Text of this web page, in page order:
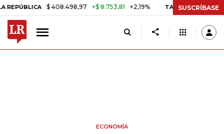
$ 408.498,97 +$ 8.753,81 +2,19% TASA DE USURA CRÉDITO
SUSCRÍBASE
ECONOMÍA